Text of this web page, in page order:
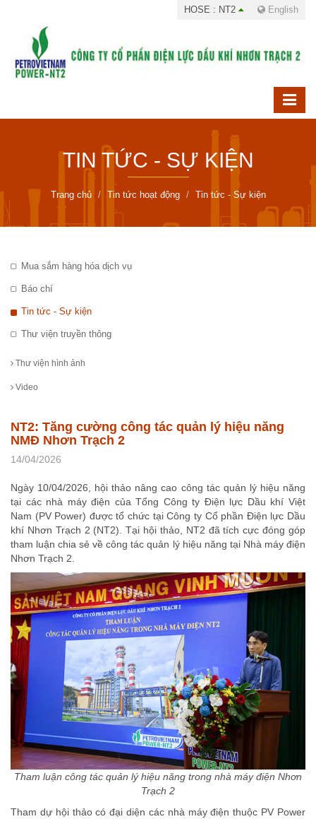
HOSE : NT2 English
TIN TỨC - SỰ KIỆN
Trang chủ Tin tức hoạt động Tin tức - Sự kiện
Mua sắm hàng hóa dịch vụ
Báo chí
Tin tức - Sự kiện
Thư viện truyền thông
Thư viện hình ảnh
Video
NT2: Tăng cường công tác quản lý hiệu năng
NMĐ Nhơn Trạch 2
14/04/2026
Ngày 10/04/2026, hội thảo nâng cao công tác quản lý hiệu năng
tại các nhà máy điện của Tổng Công ty Điện lực Dầu khí Việt
Nam (PV Power) được tổ chức tại Công ty Cổ phần Điện lực Dầu
khí Nhơn Trạch 2 (NT2). Tại hội thảo, NT2 đã tích cực đóng góp
tham luận chia sẻ về công tác quản lý hiệu năng tại Nhà máy điện
Nhơn Trạch 2.
Tham luận công tác quản lý hiệu năng trong nhà máy điện Nhơn
Trạch 2
Tham dự hội thảo có đại diện các nhà máy điện thuộc PV Power